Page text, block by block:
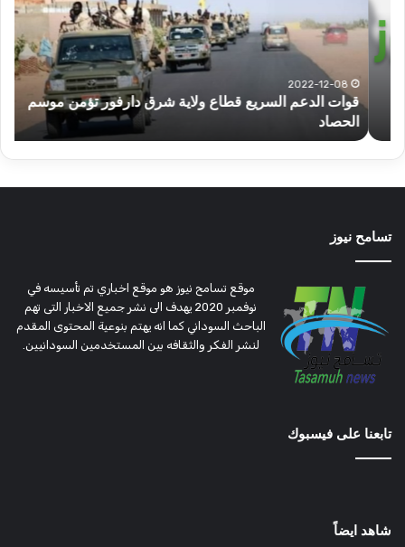
قطاع
ولاية
شرق
دارفور
موسم
2022-12-08
قوات الدعم السريع قطاع ولاية شرق دارفور تؤمن موسم
الحصاد
تسامح نيوز
موقع تسامح نيوز هو موقع اخباري تم تأسيسه في
نوفمبر 2020 يهدف الى نشر جميع الاخبار التى تهم
الباحث السوداني كما انه يهتم بنوعية المحتوى المقدم
لنشر الفكر والثقافه بين المستخدمين السودانيين.
تابعنا على فيسبوك
شاهد ايضاً